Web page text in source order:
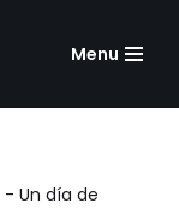
Menu
- Un día de